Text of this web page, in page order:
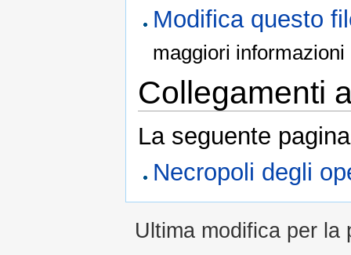
Modifica questo
maggiori
Collegamenti
La seguente
Necropoli degli
Ultima modifica per la